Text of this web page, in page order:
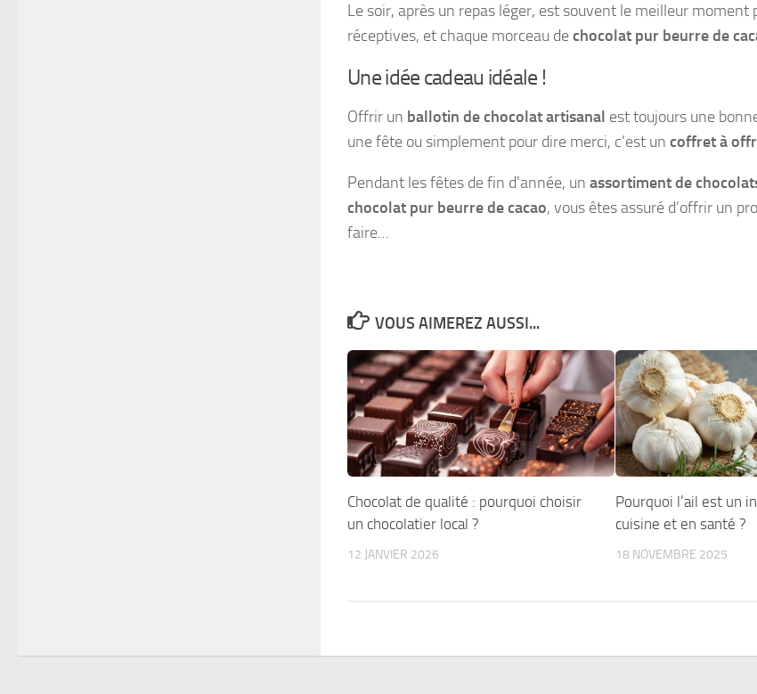
Le soir, après un repas léger, est souvent le meilleur
réceptives, et chaque morceau dechocolat pur beurre de
Une idée cadeau idéale !
Offrir un ballotin de chocolat artisanal est toujours une
une fête ou simplement pour dire merci, c’est un coffret à
Pendant les fêtes de fin d’année, un assortiment de
chocolat pur beurre de cacao, vous êtes assuré d’offrir un
faire…
VOUS AIMEREZ AUSSI...
Chocolat de qualité : pourquoi choisir
un chocolatier local ?
12 JANVIER 2026
Pourquoi l’ail est un
cuisine et en santé ?
18 NOVEMBRE 2025